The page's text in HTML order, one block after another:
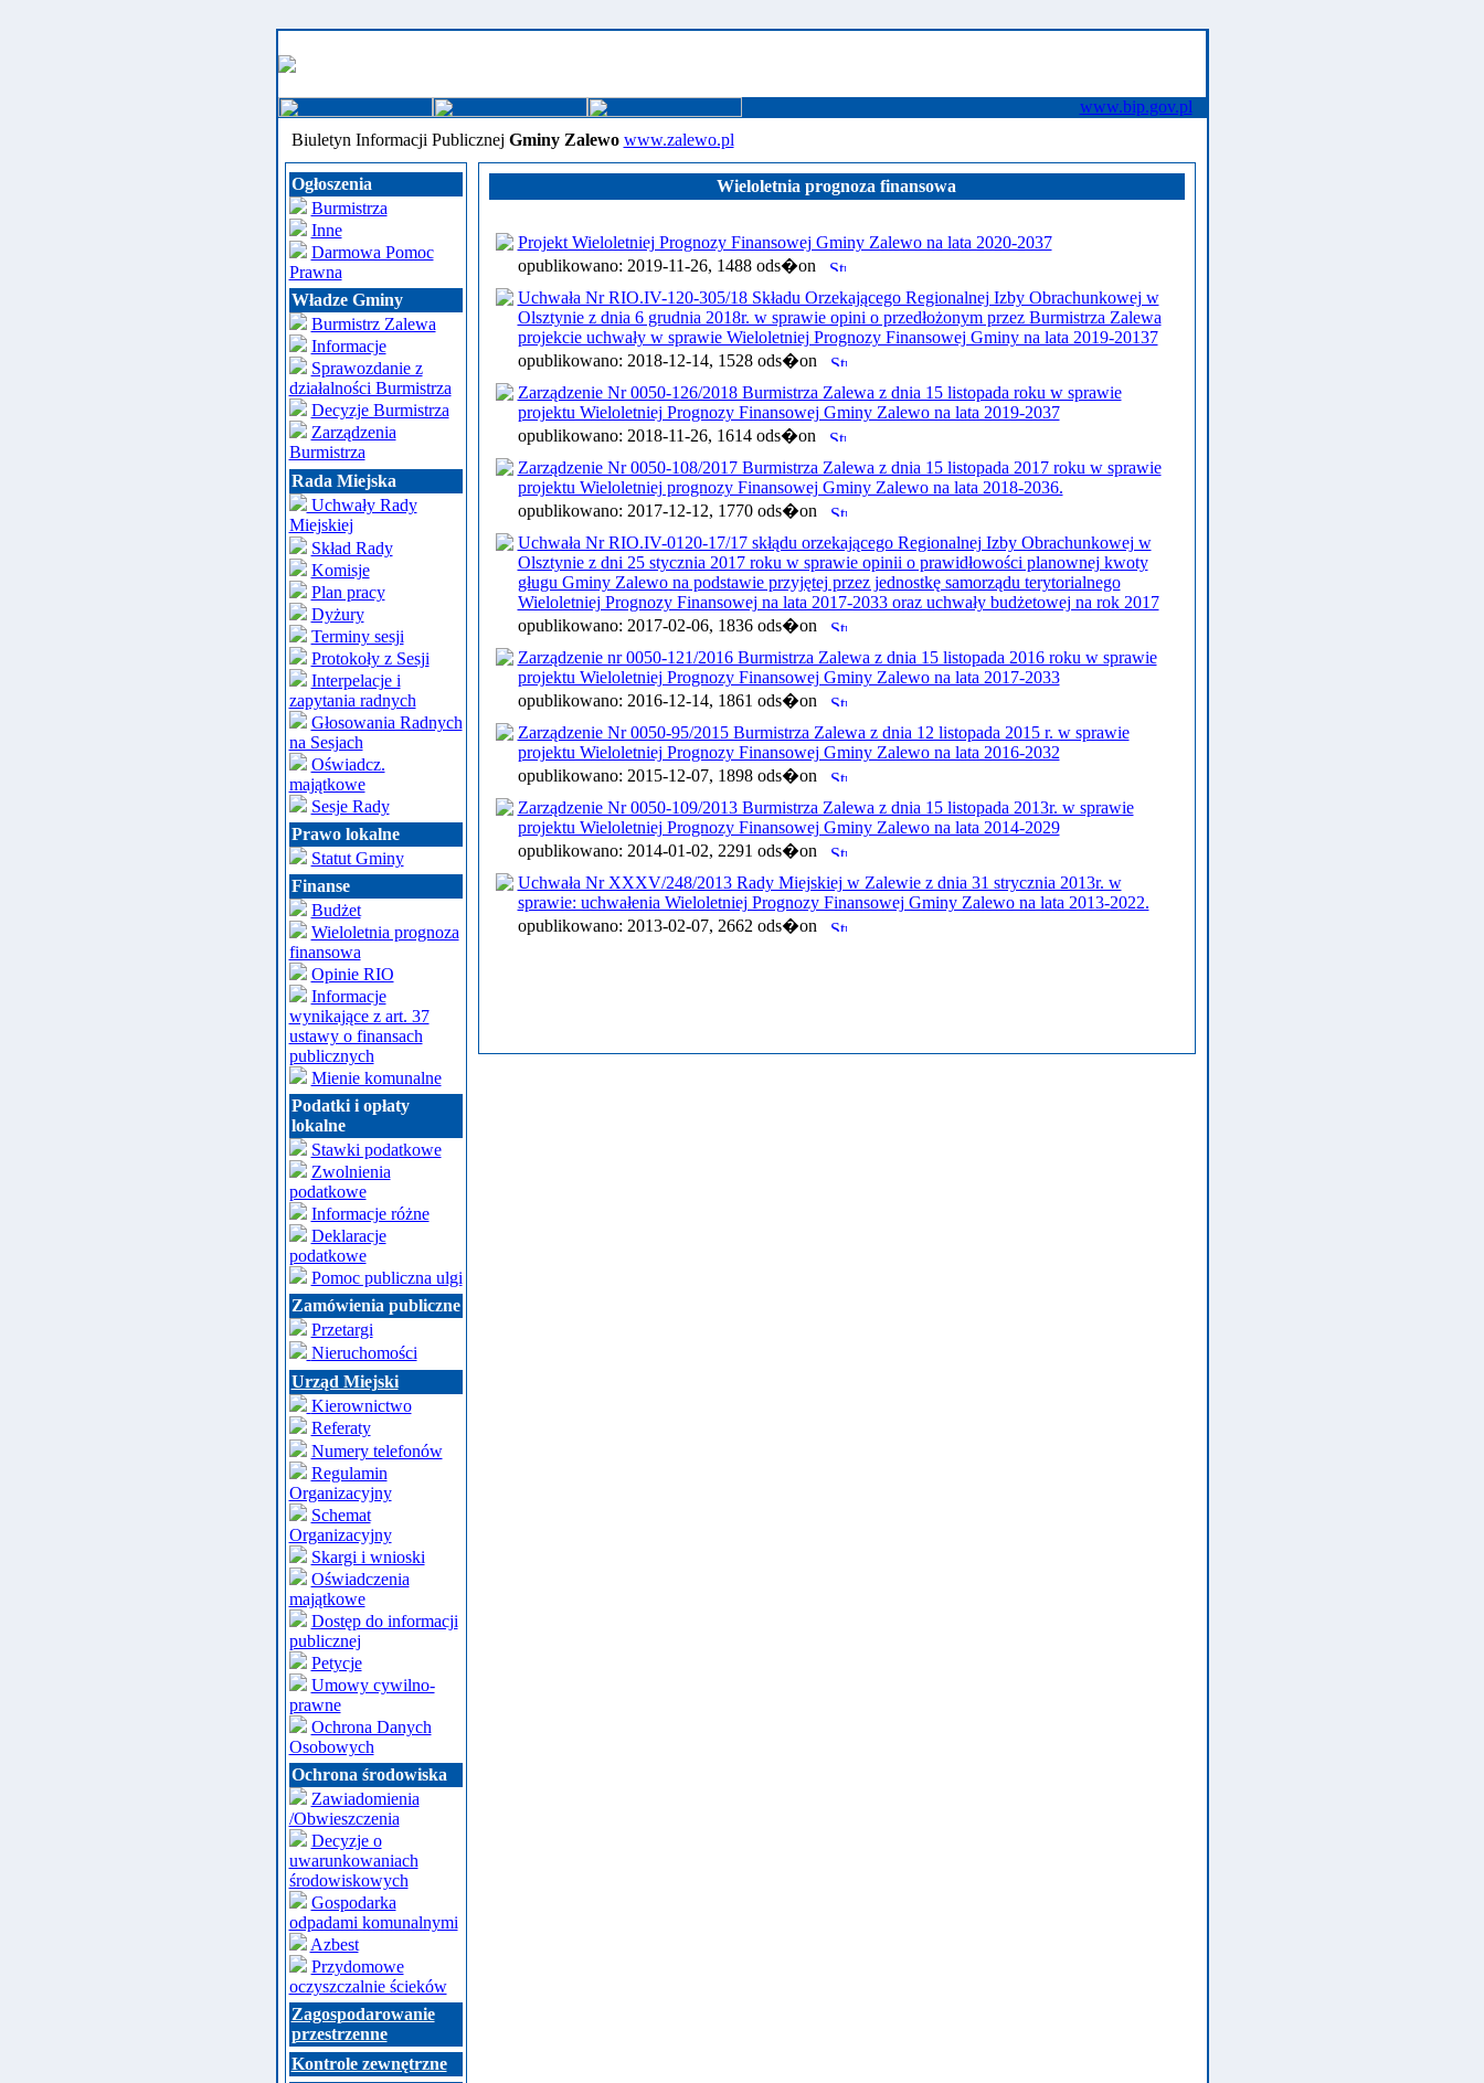
www.bip.gov.pl
Biuletyn Informacji Publicznej Gminy Zalewo www.zalewo.pl
Ogłoszenia
Burmistrza
Inne
Darmowa Pomoc
Prawna
Władze Gminy
Burmistrz Zalewa
Informacje
Sprawozdanie z
działalności Burmistrza
Decyzje Burmistrza
Zarządzenia
Burmistrza
Rada Miejska
Uchwały Rady
Miejskiej
Skład Rady
Komisje
Plan pracy
Dyżury
Terminy sesji
Protokoły z Sesji
Interpelacje i
zapytania radnych
Głosowania Radnych
na Sesjach
Oświadcz.
majątkowe
Sesje Rady
Prawo lokalne
Statut Gminy
Finanse
Budżet
Wieloletnia prognoza
finansowa
Opinie RIO
Informacje
wynikające z art. 37
ustawy o finansach
publicznych
Mienie komunalne
Podatki i opłaty
lokalne
Stawki podatkowe
Zwolnienia
podatkowe
Informacje różne
Deklaracje
podatkowe
Pomoc publiczna ulgi
Zamówienia publiczne
Przetargi
Nieruchomości
Urząd Miejski
Kierownictwo
Referaty
Numery telefonów
Regulamin
Organizacyjny
Schemat
Organizacyjny
Skargi i wnioski
Oświadczenia
majątkowe
Dostęp do informacji
publicznej
Petycje
Umowy cywilno-
prawne
Ochrona Danych
Osobowych
Ochrona środowiska
Zawiadomienia
/Obwieszczenia
Decyzje o
uwarunkowaniach
środowiskowych
Gospodarka
odpadami komunalnymi
Azbest
Przydomowe
oczyszczalnie ścieków
Zagospodarowanie
przestrzenne
Kontrole zewnętrzne
Wieloletnia prognoza finansowa
Projekt Wieloletniej Prognozy Finansowej Gminy Zalewo na lata 2020-2037
opublikowano: 2019-11-26, 1488 ods�on
Uchwała Nr RIO.IV-120-305/18 Składu Orzekającego Regionalnej Izby Obrachunkowej w
Olsztynie z dnia 6 grudnia 2018r. w sprawie opini o przedłożonym przez Burmistrza Zalewa
projekcie uchwały w sprawie Wieloletniej Prognozy Finansowej Gminy na lata 2019-20137
opublikowano: 2018-12-14, 1528 ods�on
Zarządzenie Nr 0050-126/2018 Burmistrza Zalewa z dnia 15 listopada roku w sprawie
projektu Wieloletniej Prognozy Finansowej Gminy Zalewo na lata 2019-2037
opublikowano: 2018-11-26, 1614 ods�on
Zarządzenie Nr 0050-108/2017 Burmistrza Zalewa z dnia 15 listopada 2017 roku w sprawie
projektu Wieloletniej prognozy Finansowej Gminy Zalewo na lata 2018-2036.
opublikowano: 2017-12-12, 1770 ods�on
Uchwała Nr RIO.IV-0120-17/17 skłądu orzekającego Regionalnej Izby Obrachunkowej w
Olsztynie z dni 25 stycznia 2017 roku w sprawie opinii o prawidłowości planownej kwoty
gługu Gminy Zalewo na podstawie przyjętej przez jednostkę samorządu terytorialnego
Wieloletniej Prognozy Finansowej na lata 2017-2033 oraz uchwały budżetowej na rok 2017
opublikowano: 2017-02-06, 1836 ods�on
Zarządzenie nr 0050-121/2016 Burmistrza Zalewa z dnia 15 listopada 2016 roku w sprawie
projektu Wieloletniej Prognozy Finansowej Gminy Zalewo na lata 2017-2033
opublikowano: 2016-12-14, 1861 ods�on
Zarządzenie Nr 0050-95/2015 Burmistrza Zalewa z dnia 12 listopada 2015 r. w sprawie
projektu Wieloletniej Prognozy Finansowej Gminy Zalewo na lata 2016-2032
opublikowano: 2015-12-07, 1898 ods�on
Zarządzenie Nr 0050-109/2013 Burmistrza Zalewa z dnia 15 listopada 2013r. w sprawie
projektu Wieloletniej Prognozy Finansowej Gminy Zalewo na lata 2014-2029
opublikowano: 2014-01-02, 2291 ods�on
Uchwała Nr XXXV/248/2013 Rady Miejskiej w Zalewie z dnia 31 strycznia 2013r. w
sprawie: uchwałenia Wieloletniej Prognozy Finansowej Gminy Zalewo na lata 2013-2022.
opublikowano: 2013-02-07, 2662 ods�on